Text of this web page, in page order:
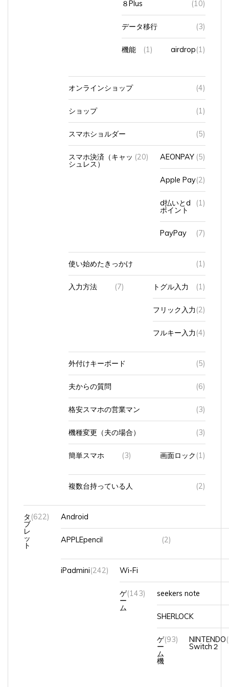
データ移行 (3)
機能 (1) airdrop (1)
オンラインショップ (4)
ショップ (1)
スマホショルダー (5)
スマホ決済（キャッ
シュレス）
(20) AEONPAY (5)
Apple Pay (2)
d払いとd
ポイント
(1)
PayPay (7)
使い始めたきっかけ (1)
入力方法 (7) トグル入力 (1)
フリック入力 (2)
フルキー入力 (4)
外付けキーボード (5)
夫からの質問 (6)
格安スマホの営業マン (3)
機種変更（夫の場合） (3)
簡単スマホ (3) 画面ロック (1)
複数台持っている人 (2)
タ
ブ
レ
ッ
ト
(622) Android
APPLEpencil (2)
iPadmini (242) Wi-Fi
ゲ
ー
ム
(143) seekers note
SHERLOCK
ゲ
ー
ム
機
(93) NINTENDO
Switch２